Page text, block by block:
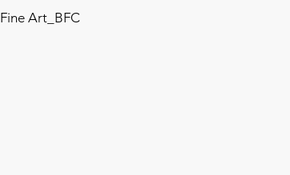
Fine Art_BFC